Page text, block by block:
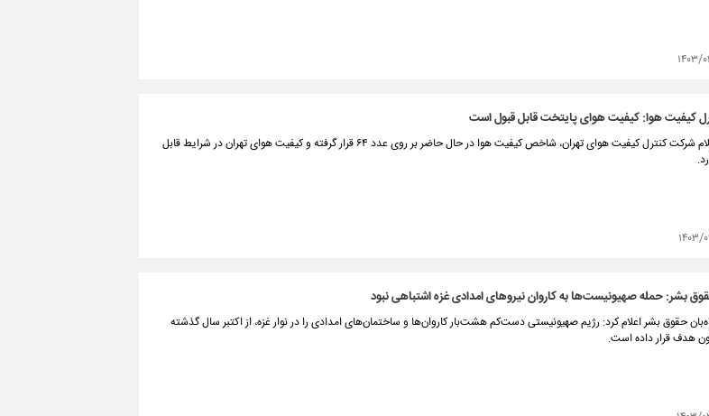
کیفیت هوا: کیفیت هوای پایتخت قابل قبول است
بر اساس اعلام شرکت کنترل کیفیت هوای تهران، شاخص کیفیت هوا در حال حاضر بر روی عدد ۶۴ قرار گرفته و کیفیت هوای تهران در شرایط قابل
بشر: حمله صهیونیست‌ها به کاروان نیروهای امدادی غزه اشتباهی نبود
حقوق بشر اعلام کرد: رژیم صهیونیستی دست‌کم هشت‌بار کاروان‌ها و ساختمان‌های امدادی را در نوار غزه، از اکتبر سال گذشته
هدف قرار داده است.